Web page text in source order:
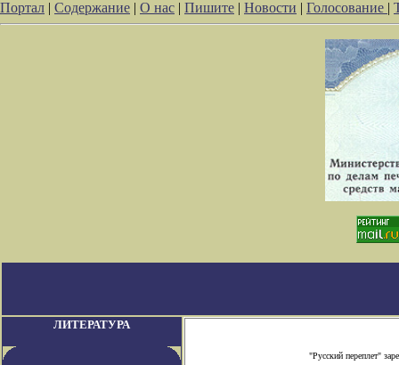
Портал | Содержание | О нас | Пишите | Новости | Голосование |
ЛИТЕРАТУРА
"Русский переплет"